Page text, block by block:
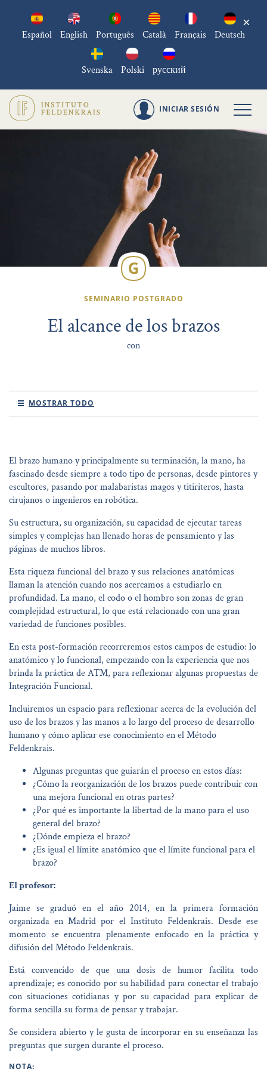
Español English Português Català Français Deutsch
Svenska Polski русский
×
INICIAR SESIÓN
SEMINARIO POSTGRADO
El alcance de los brazos
con
MOSTRAR TODO
El brazo humano y principalmente su terminación, la mano, ha
fascinado desde siempre a todo tipo de personas, desde pintores y
escultores, pasando por malabaristas magos y titiriteros, hasta
cirujanos o ingenieros en robótica.
Su estructura, su organización, su capacidad de ejecutar tareas
simples y complejas han llenado horas de pensamiento y las
páginas de muchos libros.
Esta riqueza funcional del brazo y sus relaciones anatómicas
llaman la atención cuando nos acercamos a estudiarlo en
profundidad. La mano, el codo o el hombro son zonas de gran
complejidad estructural, lo que está relacionado con una gran
variedad de funciones posibles.
En esta post-formación recorreremos estos campos de estudio: lo
anatómico y lo funcional, empezando con la experiencia que nos
brinda la práctica de ATM, para reflexionar algunas propuestas de
Integración Funcional.
Incluiremos un espacio para reflexionar acerca de la evolución del
uso de los brazos y las manos a lo largo del proceso de desarrollo
humano y cómo aplicar ese conocimiento en el Método
Feldenkrais.
Algunas preguntas que guiarán el proceso en estos días:
¿Cómo la reorganización de los brazos puede contribuir con
una mejora funcional en otras partes?
¿Por qué es importante la libertad de la mano para el uso
general del brazo?
¿Dónde empieza el brazo?
¿Es igual el límite anatómico que el límite funcional para el
brazo?
El profesor:
Jaime se graduó en el año 2014, en la primera formación
organizada en Madrid por el Instituto Feldenkrais. Desde ese
momento se encuentra plenamente enfocado en la práctica y
difusión del Método Feldenkrais.
Está convencido de que una dosis de humor facilita todo
aprendizaje; es conocido por su habilidad para conectar el trabajo
con situaciones cotidianas y por su capacidad para explicar de
forma sencilla su forma de pensar y trabajar.
Se considera abierto y le gusta de incorporar en su enseñanza las
preguntas que surgen durante el proceso.
NOTA: